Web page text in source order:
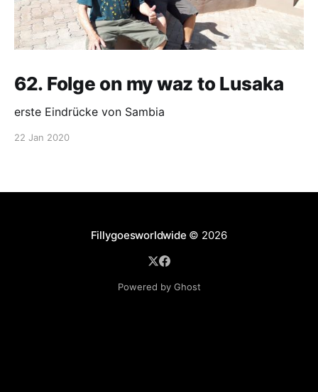
62. Folge on my waz to Lusaka
erste Eindrücke von Sambia
22 Jan 2020
Fillygoesworldwide © 2026
Powered by Ghost